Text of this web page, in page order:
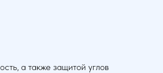
а также защитой углов